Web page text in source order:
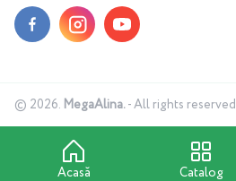
© 2026. MegaAlina.- All rights reserved
Acasă Catalog